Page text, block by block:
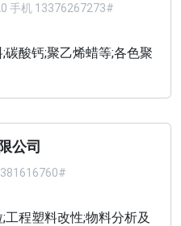
手机 13376267273#
酸钙;聚乙烯蜡等;各色聚
公司
程塑料改性;物料分析及